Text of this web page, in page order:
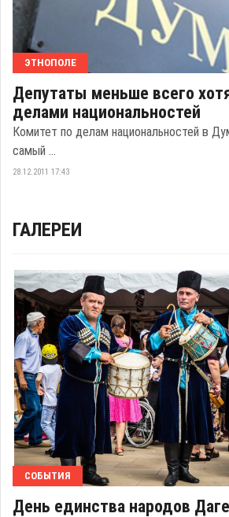
ЭТНОПОЛЕ
Депутаты меньше всего
делами национальностей
Комитет по делам национальностей в
самый ...
28.12.2011 17:43
ГАЛЕРЕИ
СОБЫТИЯ
День единства народов